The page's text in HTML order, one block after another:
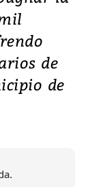
de
de